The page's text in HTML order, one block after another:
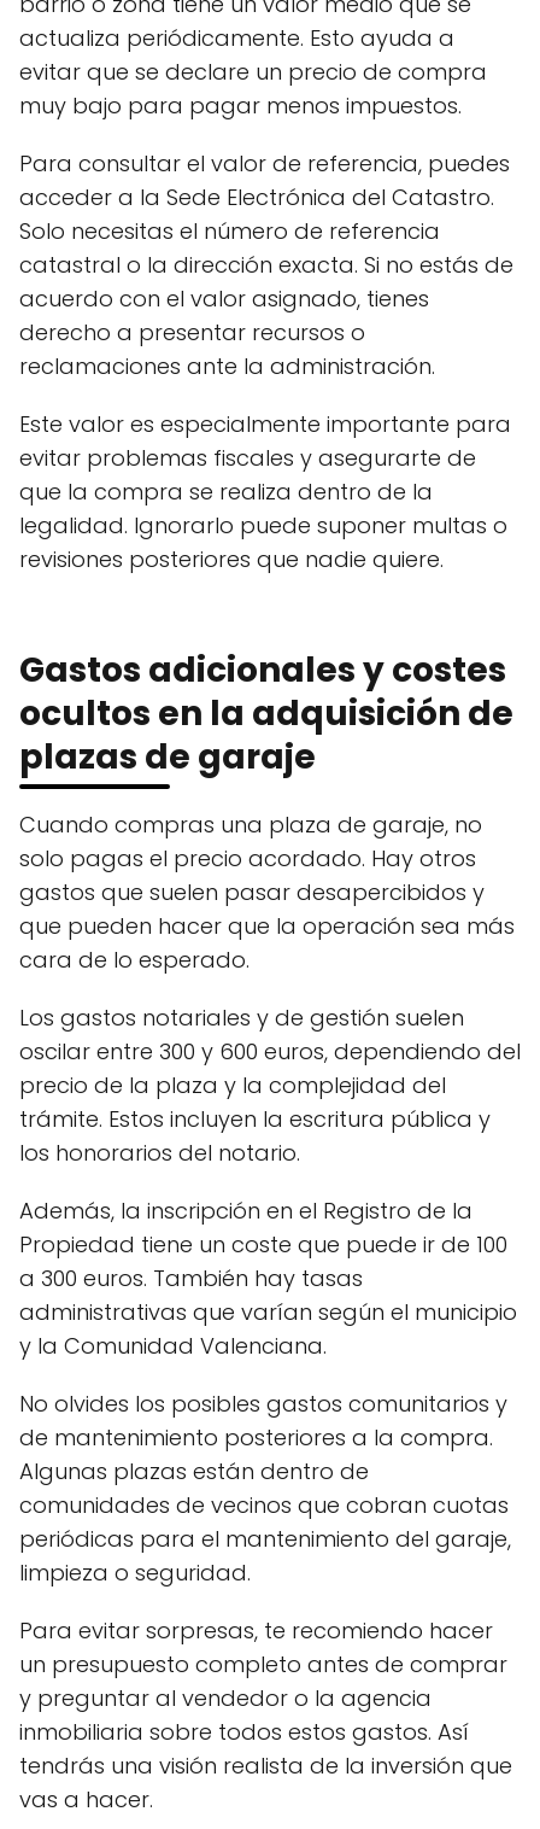
actualiza periódicamente. Esto ayuda a
evitar que se declare un precio de compra
muy bajo para pagar menos impuestos.
Para consultar el valor de referencia, puedes
acceder a la Sede Electrónica del Catastro.
Solo necesitas el número de referencia
catastral o la dirección exacta. Si no estás de
acuerdo con el valor asignado, tienes
derecho a presentar recursos o
reclamaciones ante la administración.
Este valor es especialmente importante para
evitar problemas fiscales y asegurarte de
que la compra se realiza dentro de la
legalidad. Ignorarlo puede suponer multas o
revisiones posteriores que nadie quiere.
Gastos adicionales y costes
ocultos en la adquisición de
plazas de garaje
Cuando compras una plaza de garaje, no
solo pagas el precio acordado. Hay otros
gastos que suelen pasar desapercibidos y
que pueden hacer que la operación sea más
cara de lo esperado.
Los gastos notariales y de gestión suelen
oscilar entre 300 y 600 euros, dependiendo del
precio de la plaza y la complejidad del
trámite. Estos incluyen la escritura pública y
los honorarios del notario.
Además, la inscripción en el Registro de la
Propiedad tiene un coste que puede ir de 100
a 300 euros. También hay tasas
administrativas que varían según el municipio
y la Comunidad Valenciana.
No olvides los posibles gastos comunitarios y
de mantenimiento posteriores a la compra.
Algunas plazas están dentro de
comunidades de vecinos que cobran cuotas
periódicas para el mantenimiento del garaje,
limpieza o seguridad.
Para evitar sorpresas, te recomiendo hacer
un presupuesto completo antes de comprar
y preguntar al vendedor o la agencia
inmobiliaria sobre todos estos gastos. Así
tendrás una visión realista de la inversión que
vas a hacer.